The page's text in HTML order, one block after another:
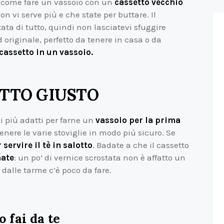
vi serve più e che state per buttare. Il
di tutto, quindi non lasciatevi sfuggire
originale, perfetto da tenere in casa o da
in un vassoio.
GIUSTO
più adatti per farne un vassoio per la prima
le varie stoviglie in modo più sicuro. Se
servire il tè in salotto. Badate a che il cassetto
: un po’ di vernice scrostata non è affatto un
tarme c’è poco da fare.
fai da te